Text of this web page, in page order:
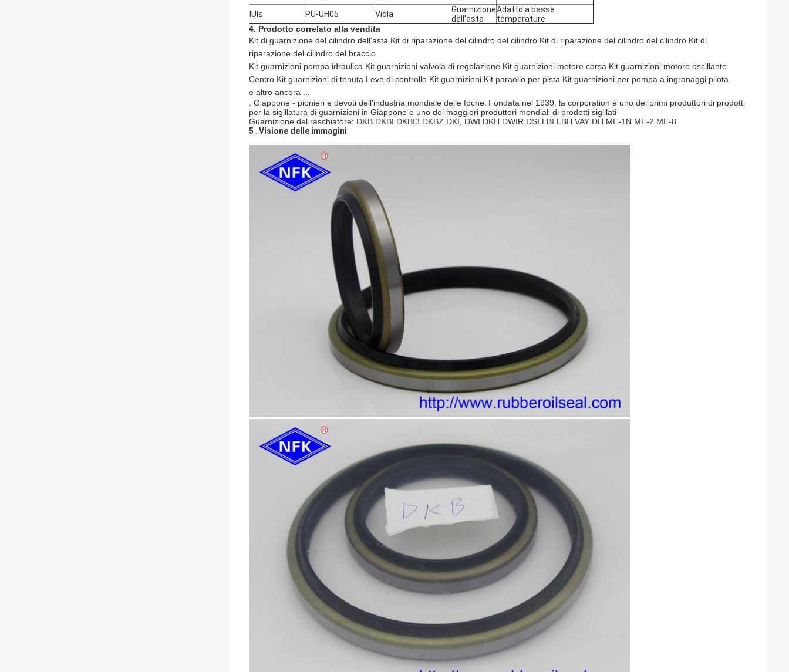
IUIs PU-UH05 Viola
Guarnizione
dell'asta
Adatto a basse
temperature
4. Prodotto correlato alla vendita
Kit di guarnizione del cilindro dell'asta Kit di riparazione del cilindro del cilindro Kit di riparazione del cilindro del cilindro Kit di
riparazione del cilindro del braccio
Kit guarnizioni pompa idraulica Kit guarnizioni valvola di regolazione Kit guarnizioni motore corsa Kit guarnizioni motore oscillante
Centro Kit guarnizioni di tenuta Leve di controllo Kit guarnizioni Kit paraolio per pista Kit guarnizioni per pompa a ingranaggi pilota
e altro ancora ...
, Giappone - pionieri e devoti dell'industria mondiale delle foche. Fondata nel 1939, la corporation è uno dei primi produttori di prodotti
per la sigillatura di guarnizioni in Giappone e uno dei maggiori produttori mondiali di prodotti sigillati
Guarnizione del raschiatore: DKB DKBI DKBI3 DKBZ DKI, DWI DKH DWIR DSI LBI LBH VAY DH ME-1N ME-2 ME-8
5
Visione delle immagini